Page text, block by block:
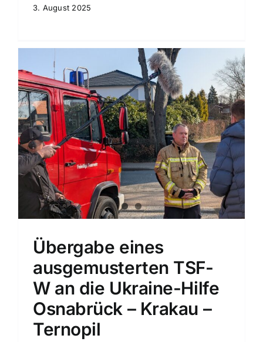
3. August 2025
Übergabe eines
ausgemusterten TSF-
W an die Ukraine-Hilfe
Osnabrück – Krakau –
Ternopil